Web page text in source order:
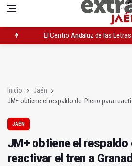
El Centro Andaluz de las
Inicio
Jaén
JM+ obtiene el respaldo del Pleno para
JAÉN
JM+ obtiene el respaldo
reactivar el tren a